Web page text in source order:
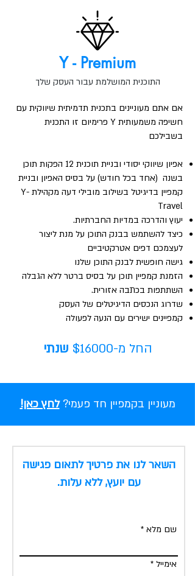
Y - Premium
התוכנית המושלמת עבור העסק שלך
אם אתם מעוניינים בתכנית תדמיתית שיווקית עם
חשיפה משמעותית Y פרימיום זו התכנית
בשבילכם
אפיון שיווקי יסודי ובניית תוכנית
12 הפקות תוכן
בשנה (אחד בכל חודש) על בסיס האפיון ובניית
קמפיין בדיגיטל בשילוב מובילי דעה מקהילת Y-
Travel
יעוץ והדרכה במדיות החברתיות.
כיצד להשתמש בבנק התוכן על מנת ליצור
לעצמכם דפים אטרקטיביים
גישה חופשית לבנק התוכן שלנו
הזמנת קמפיין תוכן על בסיס ברטר ללא הגבלה
השתתפות בכתבה אזורית.
שדרוג הנכסים הדיגיטלים של העסק
קמפיינים ישירים עם הנעה לפעולה
החל מ-$16000 שנתי
מעוניין בקמפיין חד פעמי?לחץ כאן!
השאר לנו את פרטיך לתאום פגישה
עם יועץ, ללא עלות.
שם מלא
אימייל